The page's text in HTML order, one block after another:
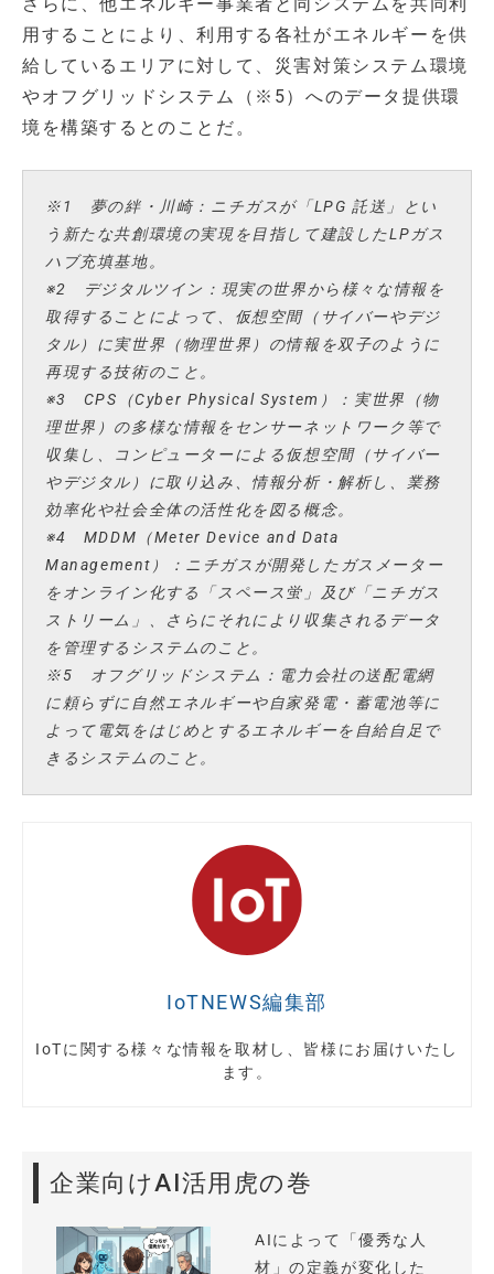
用することにより、利用する各社がエネルギーを供
給しているエリアに対して、災害対策システム環境
やオフグリッドシステム（※5）へのデータ提供環
境を構築するとのことだ。
※1 夢の絆・川崎：ニチガスが「LPG 託送」とい
う新たな共創環境の実現を目指して建設したLPガス
ハブ充填基地。
※2 デジタルツイン：現実の世界から様々な情報を
取得することによって、仮想空間（サイバーやデジ
タル）に実世界（物理世界）の情報を双子のように
再現する技術のこと。
※3 CPS（Cyber Physical System）：実世界（物
理世界）の多様な情報をセンサーネットワーク等で
収集し、コンピューターによる仮想空間（サイバー
やデジタル）に取り込み、情報分析・解析し、業務
効率化や社会全体の活性化を図る概念。
※4 MDDM（Meter Device and Data
Management）：ニチガスが開発したガスメーター
をオンライン化する「スペース蛍」及び「ニチガス
ストリーム」、さらにそれにより収集されるデータ
を管理するシステムのこと。
※5 オフグリッドシステム：電力会社の送配電網
に頼らずに自然エネルギーや自家発電・蓄電池等に
よって電気をはじめとするエネルギーを自給自足で
きるシステムのこと。
IoTNEWS編集部
IoTに関する様々な情報を取材し、皆様にお届けいたし
ます。
企業向けAI活用虎の巻
AIによって「優秀な人
材」の定義が変化した